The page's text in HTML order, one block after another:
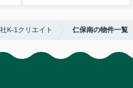
K-1クリエイト 仁保南の物件一覧